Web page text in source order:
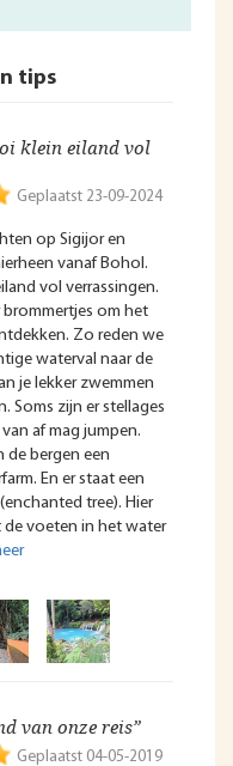
tips
klein eiland vol
Geplaatst 23-09-2024
op Sigijor en
vanaf Bohol.
vol verrassingen.
brommertjes om het
Zo reden we
waterval naar de
je lekker zwemmen
Soms zijn er stellages
af mag jumpen.
de bergen een
En er staat een
tree). Hier
de voeten in het water
van onze reis”
Geplaatst 04-05-2019